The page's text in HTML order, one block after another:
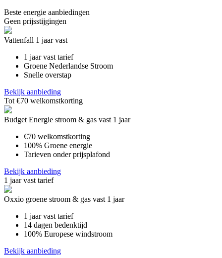
Beste energie aanbiedingen
Geen prijsstijgingen
Vattenfall 1 jaar vast
1 jaar vast tarief
Groene Nederlandse Stroom
Snelle overstap
Bekijk aanbieding
Tot €70 welkomstkorting
Budget Energie stroom & gas vast 1 jaar
€70 welkomstkorting
100% Groene energie
Tarieven onder prijsplafond
Bekijk aanbieding
1 jaar vast tarief
Oxxio groene stroom & gas vast 1 jaar
1 jaar vast tarief
14 dagen bedenktijd
100% Europese windstroom
Bekijk aanbieding